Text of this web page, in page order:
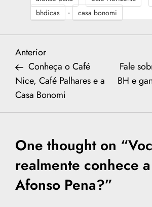
bhdicas - casa bonomi
N
a
v
g
a
Previous
Post
Anterior
Conheça o Café
Nice, Café Palhares e a
Casa Bonomi
Fale
BH e
One thought on “
realmente conhece
Afonso Pena?”